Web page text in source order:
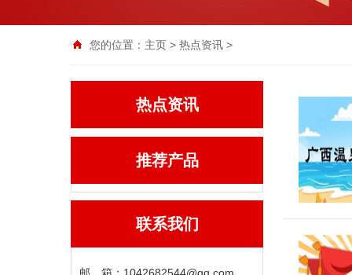
您的位置： 主页 > 热点资讯 >
热点资讯
推荐产品
联系我们